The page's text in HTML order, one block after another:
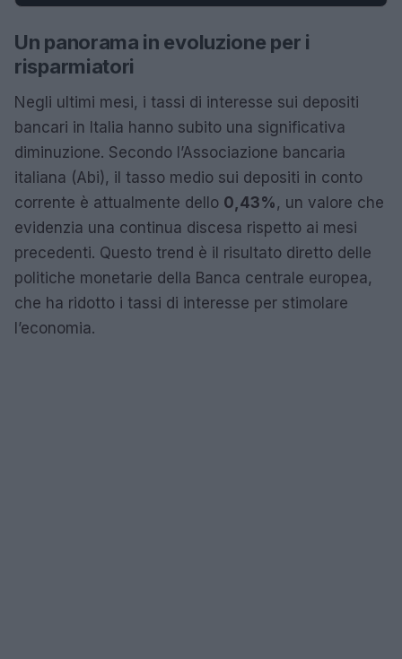
Un panorama in evoluzione per i
risparmiatori
Negli ultimi mesi, i tassi di interesse sui depositi
bancari in Italia hanno subito una significativa
diminuzione. Secondo l’Associazione bancaria
italiana (Abi), il tasso medio sui depositi in conto
corrente è attualmente dello 0,43% , un valore che
evidenzia una continua discesa rispetto ai mesi
precedenti. Questo trend è il risultato diretto delle
politiche monetarie della Banca centrale europea,
che ha ridotto i tassi di interesse per stimolare
l’economia.